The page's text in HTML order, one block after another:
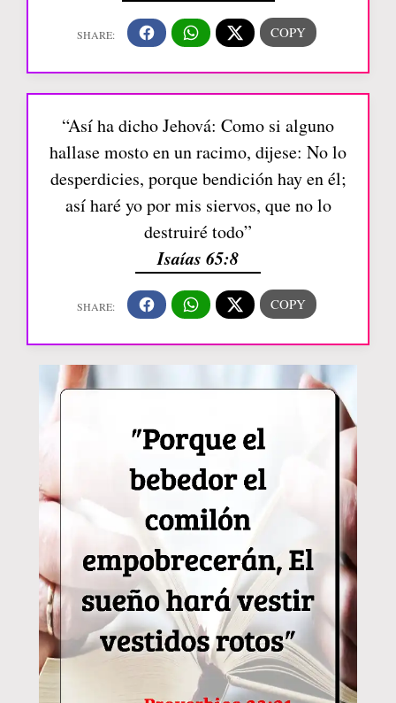
“Así ha dicho Jehová: Como si alguno
hallase mosto en un racimo, dijese: No lo
desperdicies, porque bendición hay en él;
así haré yo por mis siervos, que no lo
destruiré todo”
Isaías 65:8